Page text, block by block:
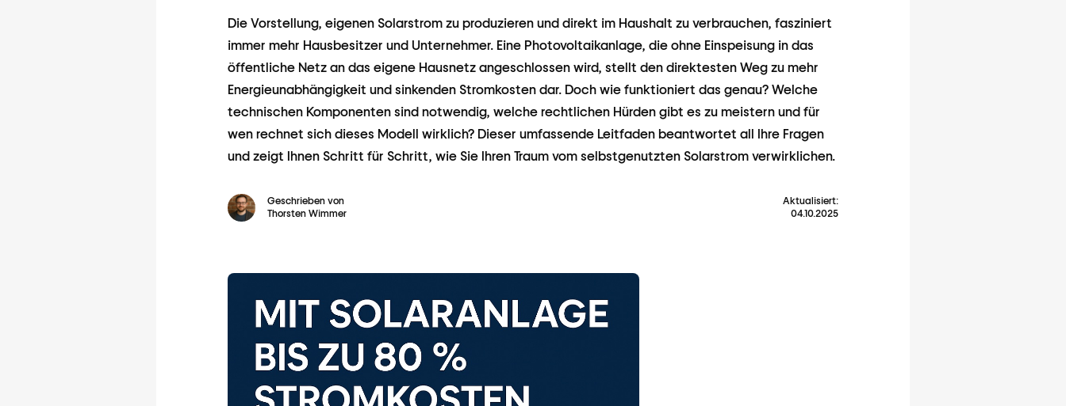
Die Vorstellung, eigenen Solarstrom zu produzieren und direkt im Haushalt zu verbrauchen, fasziniert
immer mehr Hausbesitzer und Unternehmer. Eine Photovoltaikanlage, die ohne Einspeisung in das
öffentliche Netz an das eigene Hausnetz angeschlossen wird, stellt den direktesten Weg zu mehr
Energieunabhängigkeit und sinkenden Stromkosten dar. Doch wie funktioniert das genau? Welche
technischen Komponenten sind notwendig, welche rechtlichen Hürden gibt es zu meistern und für
wen rechnet sich dieses Modell wirklich? Dieser umfassende Leitfaden beantwortet all Ihre Fragen
und zeigt Ihnen Schritt für Schritt, wie Sie Ihren Traum vom selbstgenutzten Solarstrom verwirklichen.
Geschrieben von
Thorsten Wimmer
Aktualisiert:
04.10.2025